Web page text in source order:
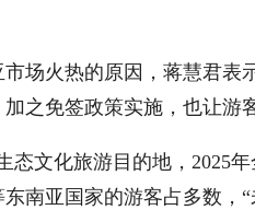
场火热的原因，蒋慧君表
之免签政策实施，也让游
态文化旅游目的地，2025
南亚国家的游客占多数，